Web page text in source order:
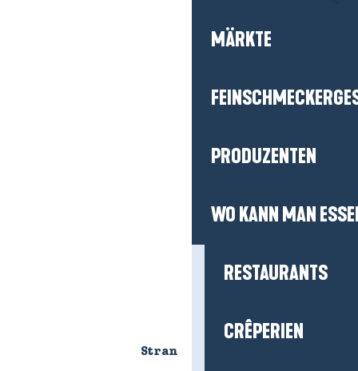
MÄRKTE
PRODUZENTEN
WO KANN MAN
RESTAURANTS
CRÊPERIEN
Strand von La Baule